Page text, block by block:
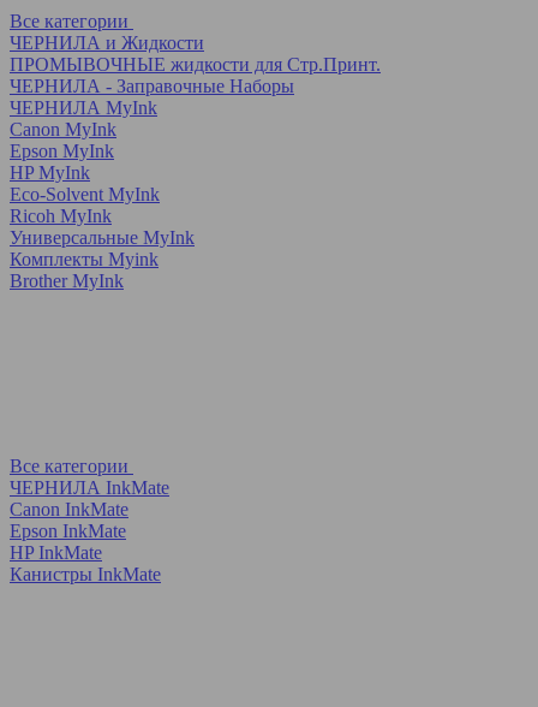
Все категории
ЧЕРНИЛА и Жидкости
ПРОМЫВОЧНЫЕ жидкости для Стр.Принт.
ЧЕРНИЛА - Заправочные Наборы
ЧЕРНИЛА MyInk
Canon MyInk
Epson MyInk
HP MyInk
Eco-Solvent MyInk
Ricoh MyInk
Универсальные MyInk
Комплекты Myink
Brother MyInk
Все категории
ЧЕРНИЛА InkMate
Canon InkMate
Epson InkMate
HP InkMate
Канистры InkMate